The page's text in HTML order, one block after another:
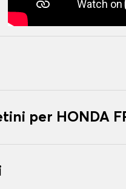
per HONDA